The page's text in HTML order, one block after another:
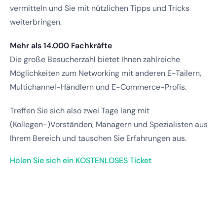
vermitteln und Sie mit nützlichen Tipps und Tricks
weiterbringen.
Mehr als 14.000 Fachkräfte
Die große Besucherzahl bietet Ihnen zahlreiche
Möglichkeiten zum Networking mit anderen E-Tailern,
Multichannel-Händlern und E-Commerce-Profis.
Treffen Sie sich also zwei Tage lang mit
(Kollegen-)Vorständen, Managern und Spezialisten aus
Ihrem Bereich und tauschen Sie Erfahrungen aus.
Holen Sie sich ein KOSTENLOSES Ticket